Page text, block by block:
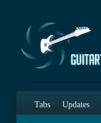
Tabs Updates